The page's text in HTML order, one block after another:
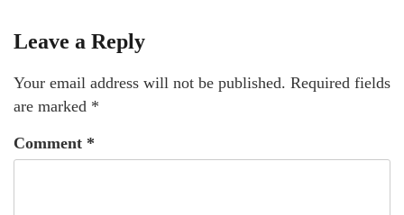
Leave a Reply
Your email address will not be published. Required fields
are marked *
Comment *